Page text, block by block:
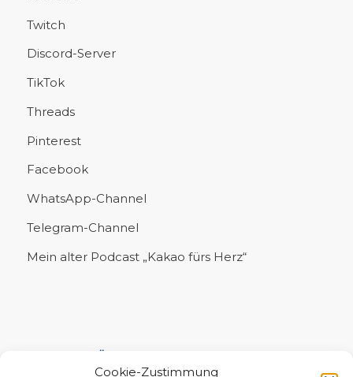
Cookie-Zustimmung
Twitch
Discord-Server
TikTok
Threads
Pinterest
Facebook
WhatsApp-Channel
Telegram-Channel
Mein alter Podcast „Kakao fürs Herz“